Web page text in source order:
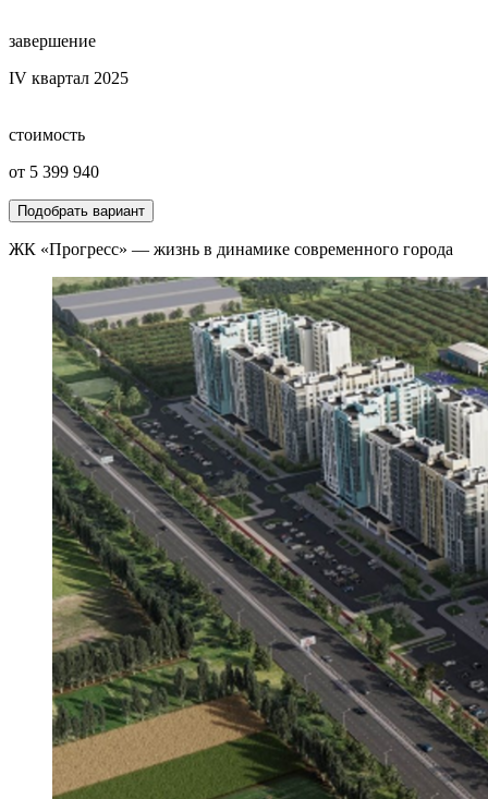
завершение
IV квартал 2025
стоимость
от 5 399 940
Подобрать вариант
ЖК «Прогресс» — жизнь в динамике современного города